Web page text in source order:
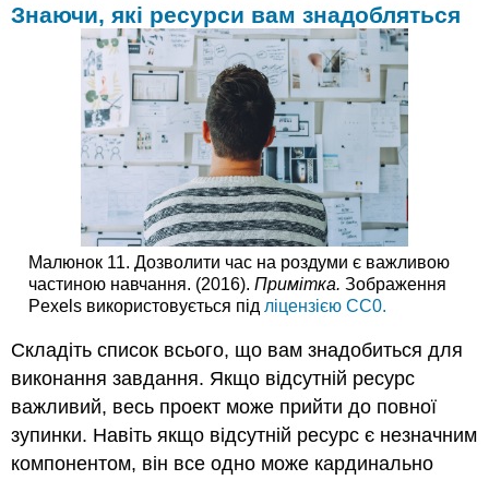
Знаючи, які ресурси вам знадобляться
Малюнок 11. Дозволити час на роздуми є важливою
частиною навчання. (2016). Примітка. Зображення
Pexels використовується під ліцензією CC0.
Складіть список всього, що вам знадобиться для
виконання завдання. Якщо відсутній ресурс
важливий, весь проект може прийти до повної
зупинки. Навіть якщо відсутній ресурс є незначним
компонентом, він все одно може кардинально